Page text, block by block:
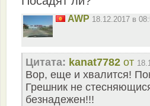
AWP 18.12.2017 в
Цитата: kanat7782 от
Вор, еще и хвалится!
Грешник не
безнадежен!!!